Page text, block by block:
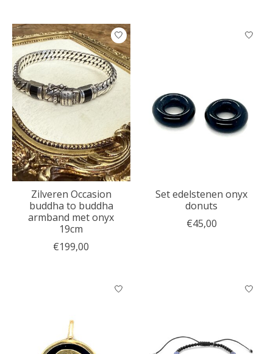
Zilveren Occasion
buddha to buddha
armband met onyx
19cm
€199,00
Set edelstenen onyx
donuts
€45,00